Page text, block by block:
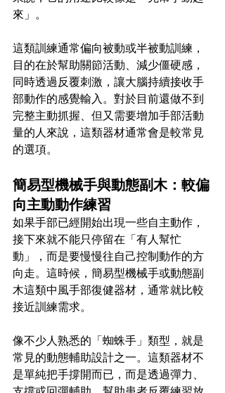
來」。
這類訓練通常偏向被動或半被動訓練，
目的在於幫助關節活動、減少僵硬感，
同時透過反覆刺激，讓大腦持續接收手
部動作的感覺輸入。對於目前還做不到
完整主動抓握、但又需要增加手部活動
量的人來說，這類器材通常會是較常見
的選項。
簡易型機械手與動態副木：較偏
向主動動作練習
如果手部已經開始出現一些自主動作，
接下來就不能只停留在「有人幫忙
動」，而是要慢慢往自己控制動作的方
向走。這時候，簡易型機械手或動態副
木這類中風手部復健器材，通常就比較
接近訓練需求。
像不少人熟悉的「蜘蛛手」類型，就是
常見的動態輔助設計之一。這類器材不
是單純把手撐開而已，而是透過彈力、